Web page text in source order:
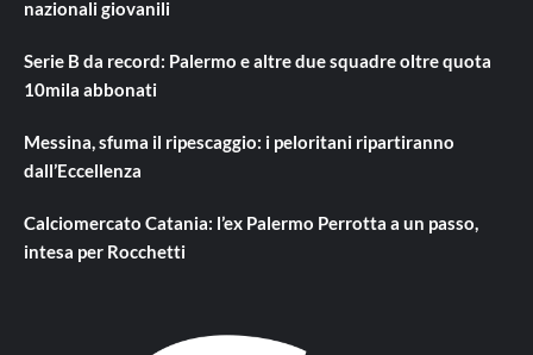
nazionali giovanili
Serie B da record: Palermo e altre due squadre oltre quota
10mila abbonati
Messina, sfuma il ripescaggio: i peloritani ripartiranno
dall’Eccellenza
Calciomercato Catania: l’ex Palermo Perrotta a un passo,
intesa per Rocchetti